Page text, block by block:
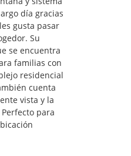
día gracias
gusta pasar
Su
se encuentra
familias con
residencial
cuenta
vista y la
para